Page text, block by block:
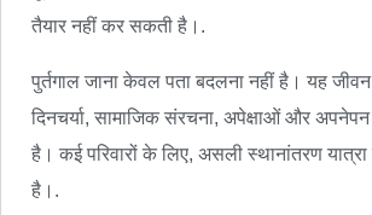
तैयार नहीं कर सकती है।.
पुर्तगाल जाना केवल पता बदलना नहीं है। यह
दिनचर्या, सामाजिक संरचना, अपेक्षाओं और अपनेपन
है। कई परिवारों के लिए, असली स्थानांतरण
है।.